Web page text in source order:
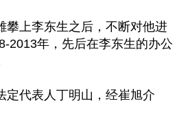
攀上李东生之后，不断对他进
2013年，先后在李东生的办公
定代表人丁明山，经崔旭介